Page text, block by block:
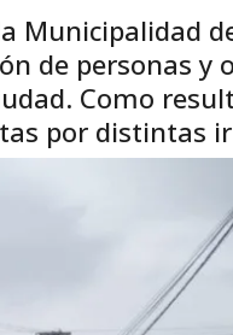
Municipalidad
de personas y
Como
por distintas